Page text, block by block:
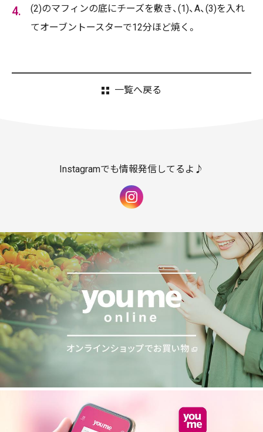
(2)のマフィンの底にチーズを敷き、(1)、A、(3)を入れ
てオーブントースターで12分ほど焼く。
一覧へ戻る
Instagramでも情報発信してるよ♪